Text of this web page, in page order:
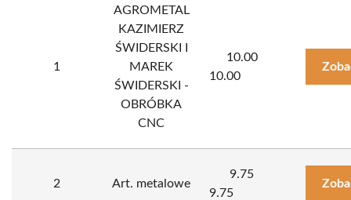
1
AGROMETAL
KAZIMIERZ
ŚWIDERSKI I
MAREK
ŚWIDERSKI -
OBRÓBKA
CNC
10.00
10.00
2 Art. metalowe
9.75
9.75